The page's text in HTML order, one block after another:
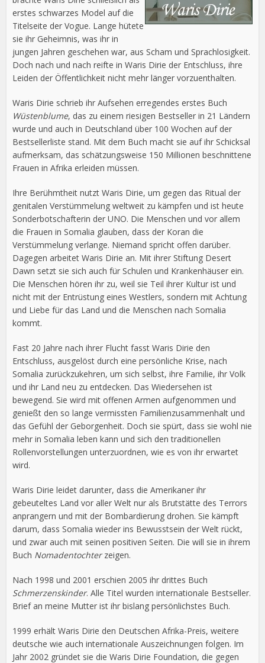
erstes schwarzes Model auf die
Titelseite der Vogue. Lange hütete
sie ihr Geheimnis, was ihr in
jungen Jahren geschehen war, aus Scham und Sprachlosigkeit.
Doch nach und nach reifte in Waris Dirie der Entschluss, ihre
Leiden der Öffentlichkeit nicht mehr länger vorzuenthalten.
Waris Dirie schrieb ihr Aufsehen erregendes erstes Buch
Wüstenblume, das zu einem riesigen Bestseller in 21 Ländern
wurde und auch in Deutschland über 100 Wochen auf der
Bestsellerliste stand. Mit dem Buch macht sie auf ihr Schicksal
aufmerksam, das schätzungsweise 150 Millionen beschnittene
Frauen in Afrika erleiden müssen.
Ihre Berühmtheit nutzt Waris Dirie, um gegen das Ritual der
genitalen Verstümmelung weltweit zu kämpfen und ist heute
Sonderbotschafterin der UNO. Die Menschen und vor allem
die Frauen in Somalia glauben, dass der Koran die
Verstümmelung verlange. Niemand spricht offen darüber.
Dagegen arbeitet Waris Dirie an. Mit ihrer Stiftung Desert
Dawn setzt sie sich auch für Schulen und Krankenhäuser ein.
Die Menschen hören ihr zu, weil sie Teil ihrer Kultur ist und
nicht mit der Entrüstung eines Westlers, sondern mit Achtung
und Liebe für das Land und die Menschen nach Somalia
kommt.
Fast 20 Jahre nach ihrer Flucht fasst Waris Dirie den
Entschluss, ausgelöst durch eine persönliche Krise, nach
Somalia zurückzukehren, um sich selbst, ihre Familie, ihr Volk
und ihr Land neu zu entdecken. Das Wiedersehen ist
bewegend. Sie wird mit offenen Armen aufgenommen und
genießt den so lange vermissten Familienzusammenhalt und
das Gefühl der Geborgenheit. Doch sie spürt, dass sie wohl nie
mehr in Somalia leben kann und sich den traditionellen
Rollenvorstellungen unterzuordnen, wie es von ihr erwartet
wird.
Waris Dirie leidet darunter, dass die Amerikaner ihr
gebeuteltes Land vor aller Welt nur als Brutstätte des Terrors
anprangern und mit der Bombardierung drohen. Sie kämpft
darum, dass Somalia wieder ins Bewusstsein der Welt rückt,
und zwar auch mit seinen positiven Seiten. Die will sie in ihrem
Buch Nomadentochterzeigen.
Nach 1998 und 2001 erschien 2005 ihr drittes Buch
Schmerzenskinder. Alle Titel wurden internationale Bestseller.
Brief an meine Mutter ist ihr bislang persönlichstes Buch.
1999 erhält Waris Dirie den Deutschen Afrika-Preis, weitere
deutsche wie auch internationale Auszeichnungen folgen. Im
Jahr 2002 gründet sie die Waris Dirie Foundation, die gegen